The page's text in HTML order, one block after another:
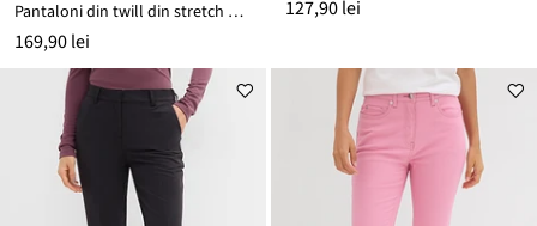
Pantaloni din twill din stretch de bumbac
169,90 lei
127,90 lei